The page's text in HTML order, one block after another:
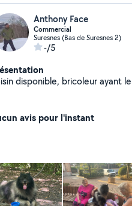
Anthony Face
Commercial
Suresnes (Bas de Suresnes 2)
-/5
disponible, bricoleur ayant
avis pour l'instant